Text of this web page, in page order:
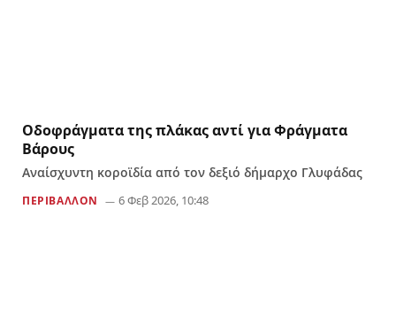
Οδοφράγματα της πλάκας αντί για Φράγματα
Βάρους
Αναίσχυντη κοροϊδία από τον δεξιό δήμαρχο Γλυφάδας
ΠΕΡΙΒΑΛΛΟΝ 6 Φεβ 2026, 10:48